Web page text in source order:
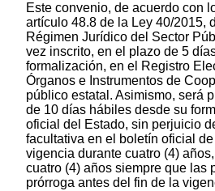
Este convenio, de acuerdo con
artículo 48.8 de la Ley 40/2015,
Régimen Jurídico del Sector
vez inscrito, en el plazo de 5
formalización, en el Registro
Órganos e Instrumentos de
público estatal. Asimismo, será
de 10 días hábiles desde su
oficial del Estado, sin perjuicio
facultativa en el boletín oficial
vigencia durante cuatro (4)
cuatro (4) años siempre que las
prórroga antes del fin de la